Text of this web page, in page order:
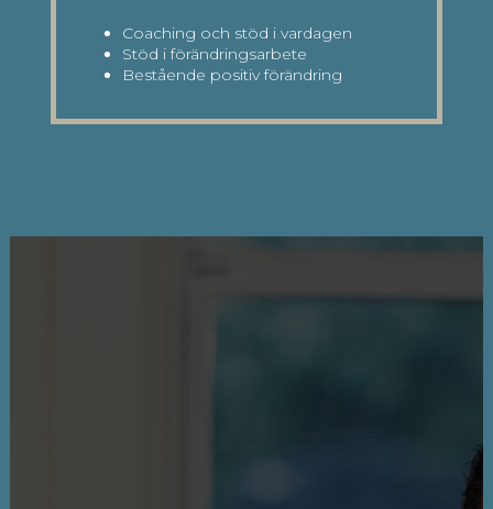
Coaching och stöd i vardagen
Stöd i förändringsarbete
Bestående positiv förändring